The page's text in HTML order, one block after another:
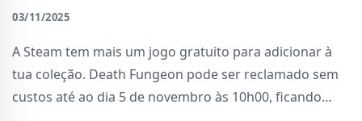
03/11/2025
A Steam tem mais um jogo gratuito para adicionar à
tua coleção. Death Fungeon pode ser reclamado sem
custos até ao dia 5 de novembro às 10h00, ficando